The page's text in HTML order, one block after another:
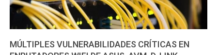
MÚLTIPLES VULNERABILIDADES CRÍTICAS EN